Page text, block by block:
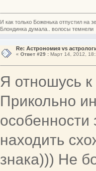
И как только Боженька отпустил на
Блондинка думала.. волосы темнели
Re: Астрономия vs
« Ответ #29 :Март 14, 2012,
Я отношусь к
Прикольно
особенности
находить
знака))) Не